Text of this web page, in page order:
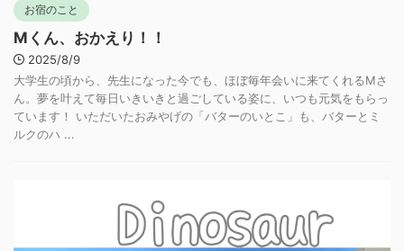
お宿のこと
Mくん、おかえり！！
2025/8/9
大学生の頃から、先生になった今でも、ほぼ毎年会いに来てくれるMさ
ん。夢を叶えて毎日いきいきと過ごしている姿に、いつも元気をもらっ
ています！ いただいたおみやげの「バターのいとこ」も、バターとミ
ルクのハ ...